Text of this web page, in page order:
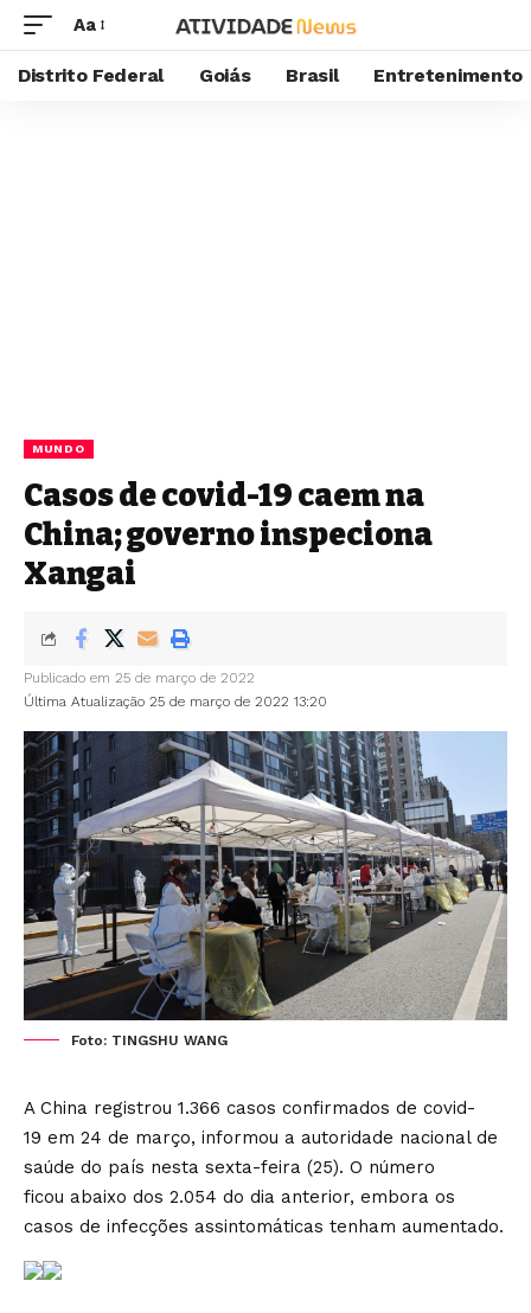
Aa
Distrito Federal Goiás Brasil Entretenimento
MUNDO
Casos de covid-19 caem na
China; governo inspeciona
Xangai
Última Atualização 25 de março de 2022 13:20
Publicado em 25 de março de 2022
Foto: TINGSHU WANG
A China registrou 1.366 casos confirmados de covid-
19 em 24 de março, informou a autoridade nacional de
saúde do país nesta sexta-feira (25). O número
ficou abaixo dos 2.054 do dia anterior, embora os
casos de infecções assintomáticas tenham aumentado.